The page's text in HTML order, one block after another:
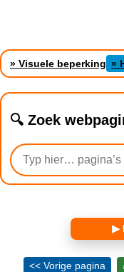
» Visuele beperking »
🔍 Zoek
▶
<< Vorige pagina